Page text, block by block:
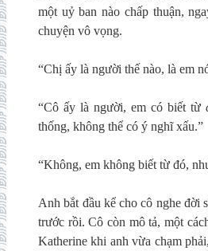
một uỷ ban nào chấp thuận,
chuyện vô vọng.
“Chị ấy là người thế nào, là em
“Cô ấy là người, em có biết từ
thống, không thể có ý nghĩ xấu.”
“Không, em không biết từ đó,
Anh bắt đầu kể cho cô nghe đời
trước rồi. Cô còn mô tả, một
Katherine khi anh vừa chạm